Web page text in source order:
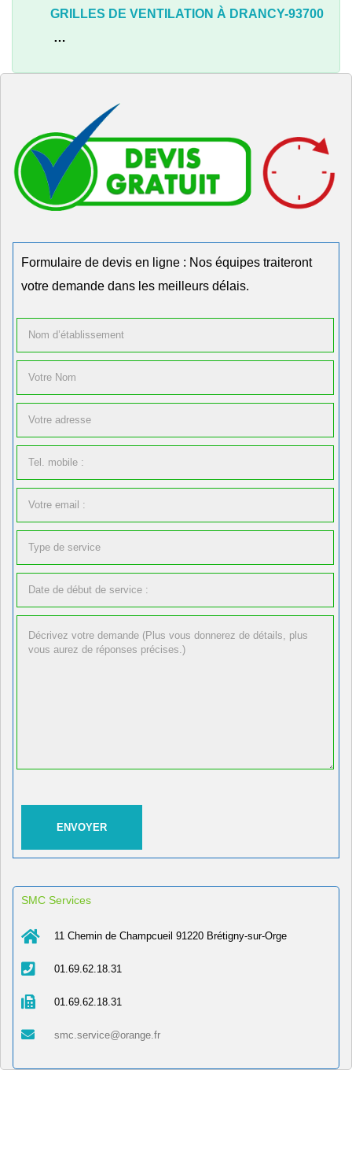
GRILLES DE VENTILATION À DRANCY-93700
…
Formulaire de devis en ligne : Nos équipes traiteront
votre demande dans les meilleurs délais.
SMC Services
11 Chemin de Champcueil 91220 Brétigny-sur-Orge
01.69.62.18.31
01.69.62.18.31
smc.service@orange.fr